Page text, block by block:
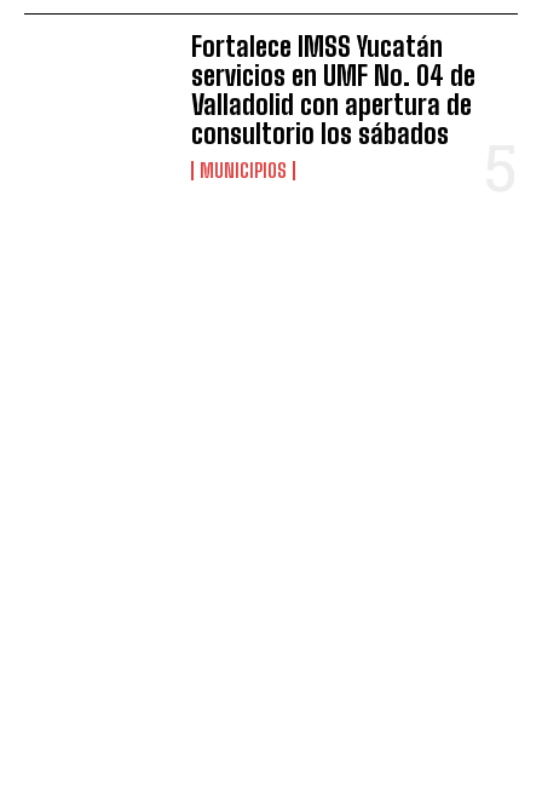
Fortalece IMSS Yucatán
servicios en UMF No. 04 de
Valladolid con apertura de
consultorio los sábados
MUNICIPIOS